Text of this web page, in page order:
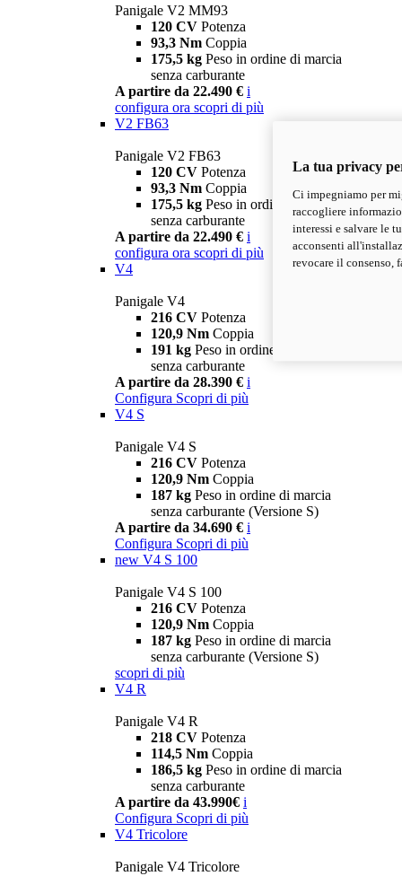
Panigale V2 MM93
120 CV Potenza
93,3 Nm Coppia
175,5 kg Peso in ordine di marcia
senza carburante
A partire da 22.490 € i
configura ora scopri di più
V2 FB63
Panigale V2 FB63
120 CV Potenza
93,3 Nm Coppia
175,5 kg Peso in ordine di marcia
senza carburante
A partire da 22.490 € i
configura ora scopri di più
V4
Panigale V4
216 CV Potenza
120,9 Nm Coppia
191 kg Peso in ordine di marcia
senza carburante
A partire da 28.390 € i
Configura Scopri di più
V4 S
Panigale V4 S
216 CV Potenza
120,9 Nm Coppia
187 kg Peso in ordine di marcia
senza carburante (Versione S)
A partire da 34.690 € i
Configura Scopri di più
new V4 S 100
Panigale V4 S 100
216 CV Potenza
120,9 Nm Coppia
187 kg Peso in ordine di marcia
senza carburante (Versione S)
scopri di più
V4 R
Panigale V4 R
218 CV Potenza
114,5 Nm Coppia
186,5 kg Peso in ordine di marcia
senza carburante
A partire da 43.990€ i
Configura Scopri di più
V4 Tricolore
Panigale V4 Tricolore
La tua privacy
Ci impegniamo per
raccogliere
interessi e salvare le
acconsenti
revocare il consenso,